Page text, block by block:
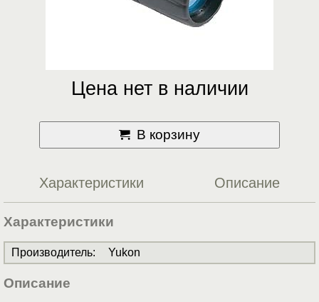
Цена нет в наличии
В корзину
Характеристики Описание
Характеристики
Производитель: Yukon
Описание